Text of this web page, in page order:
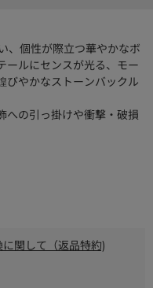
、個性が際立つ華やかなボ
ールにセンスが光る、モー
びやかなストーンバックル
の引っ掛けや衝撃・破損
関して（返品特約)